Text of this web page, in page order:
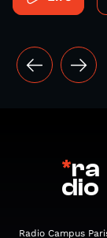
*ra
dio
Radio Campus